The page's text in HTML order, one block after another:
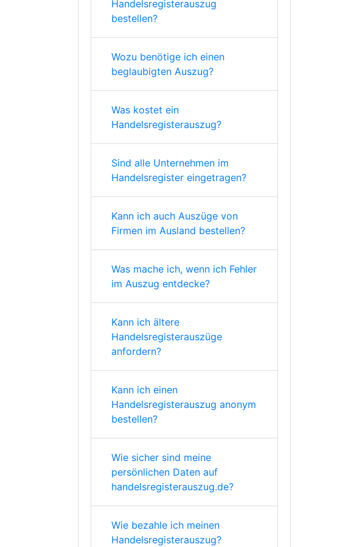
Handelsregisterauszug
bestellen?
Wozu benötige ich einen
beglaubigten Auszug?
Was kostet ein
Handelsregisterauszug?
Sind alle Unternehmen im
Handelsregister eingetragen?
Kann ich auch Auszüge von
Firmen im Ausland bestellen?
Was mache ich, wenn ich Fehler
im Auszug entdecke?
Kann ich ältere
Handelsregisterauszüge
anfordern?
Kann ich einen
Handelsregisterauszug anonym
bestellen?
Wie sicher sind meine
persönlichen Daten auf
handelsregisterauszug.de?
Wie bezahle ich meinen
Handelsregisterauszug?